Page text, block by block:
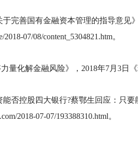
于完善国有金融资本管理的指导意见
07/08/content_5304821.htm。
量化解金融风险》，2018年7月3日
能否控股四大银行?蔡鄂生回应：只
2018-07-07/193388310.html。